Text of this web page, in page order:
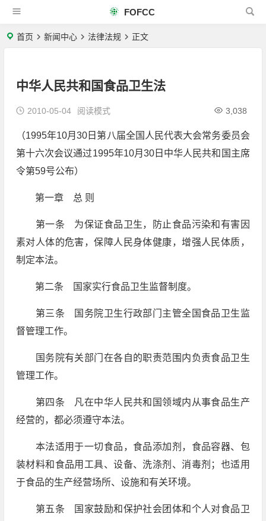
FOFCC
首页 新闻中心 法律法规 正文
中华人民共和国食品卫生法
2010-05-04 3,038
阅读模式
（1995年10月30日第八届全国人民代表大会常务委员会
第十六次会议通过1995年10月30日中华人民共和国主席
令第59号公布）
第一章 总 则
第一条 为保证食品卫生，防止食品污染和有害因
素对人体的危害，保障人民身体健康，增强人民体质，
制定本法。
第二条 国家实行食品卫生监督制度。
第三条 国务院卫生行政部门主管全国食品卫生监
督管理工作。
国务院有关部门在各自的职责范围内负责食品卫生
管理工作。
第四条 凡在中华人民共和国领域内从事食品生产
经营的，都必须遵守本法。
本法适用于一切食品，食品添加剂，食品容器、包
装材料和食品用工具、设备、洗涤剂、消毒剂；也适用
于食品的生产经营场所、设施和有关环境。
第五条 国家鼓励和保护社会团体和个人对食品卫